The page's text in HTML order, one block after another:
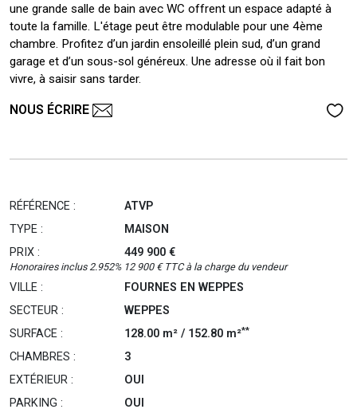
une grande salle de bain avec WC offrent un espace adapté à
toute la famille. L'étage peut être modulable pour une 4ème
chambre. Profitez d’un jardin ensoleillé plein sud, d’un grand
garage et d’un sous-sol généreux. Une adresse où il fait bon
vivre, à saisir sans tarder.
NOUS ÉCRIRE
RÉFÉRENCE :
ATVP
TYPE :
MAISON
PRIX :
449 900 €
Honoraires inclus 2.952% 12 900 € TTC à la charge du vendeur
VILLE :
FOURNES EN WEPPES
SECTEUR :
WEPPES
SURFACE :
128.00 m² / 152.80 m²**
CHAMBRES :
3
EXTÉRIEUR :
OUI
PARKING :
OUI